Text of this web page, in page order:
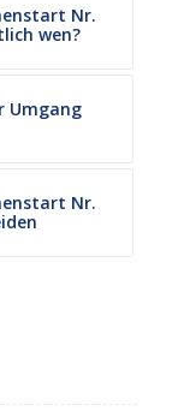
Nr.
wen?
Umgang
Nr.